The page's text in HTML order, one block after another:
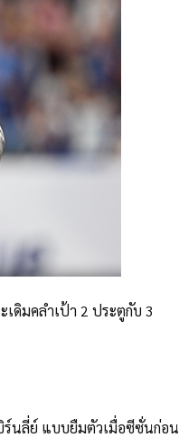
เดิมคลำเป้า 2 ประตูกับ 3
ร์นลี่ย์ แบบยืมตัวเมื่อซีซั่นก่อน